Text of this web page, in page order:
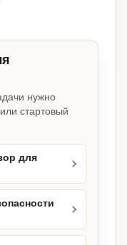
нужно
стартовый
для